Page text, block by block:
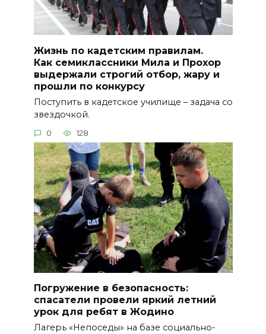
Жизнь по кадетским правилам.
Как семиклассники Мила и Прохор
выдержали строгий отбор, жару и
прошли по конкурсу
Поступить в кадетское училище – задача со
звездочкой.
0 128
Погружение в безопасность:
спасатели провели яркий летний
урок для ребят в Жодино
Лагерь «Непоседы» на базе социально-